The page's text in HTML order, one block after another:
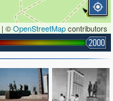
| ©OpenStreetMapcontributors
2000